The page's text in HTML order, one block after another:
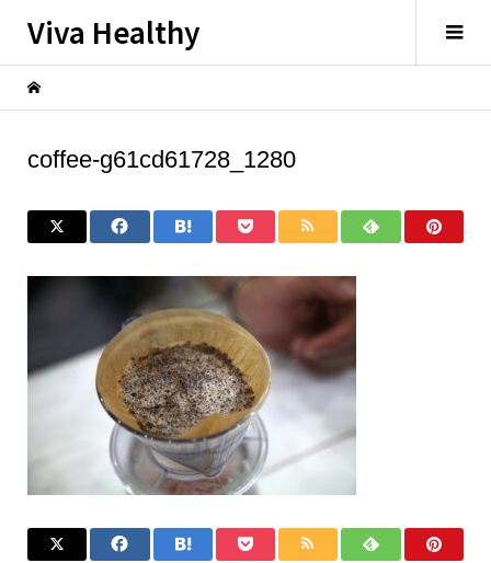
Viva Healthy
coffee-g61cd61728_1280